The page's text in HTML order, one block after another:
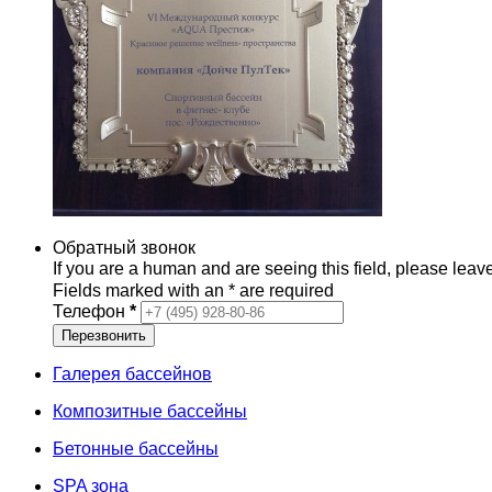
Обратный звонок
If you are a human and are seeing this field, please
Fields marked with an * are required
Телефон *
Галерея бассейнов
Композитные бассейны
Бетонные бассейны
SPA зона